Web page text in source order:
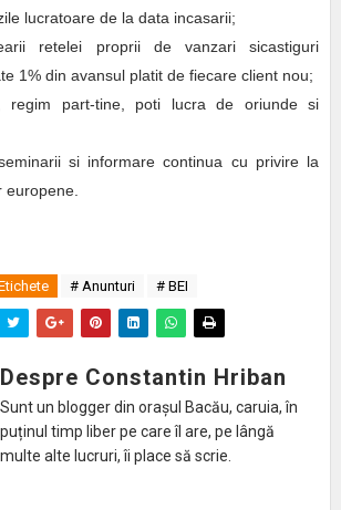
lucratoare de la data incasarii;
retelei proprii de vanzari sicastiguri
1% din avansul platit de fiecare client nou;
regim part-tine, poti lucra de oriunde si
si informare continua cu privire la
# Anunturi # BEI
Despre Constantin Hriban
Sunt un blogger din orașul Bacău, caruia, în
puținul timp liber pe care îl are, pe lângă
multe alte lucruri, îi place să scrie.